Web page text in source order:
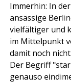
Immerhin: In
ansässige
vielfältiger und
im Mittelpunkt
damit noch nicht.
Der Begriff
genauso